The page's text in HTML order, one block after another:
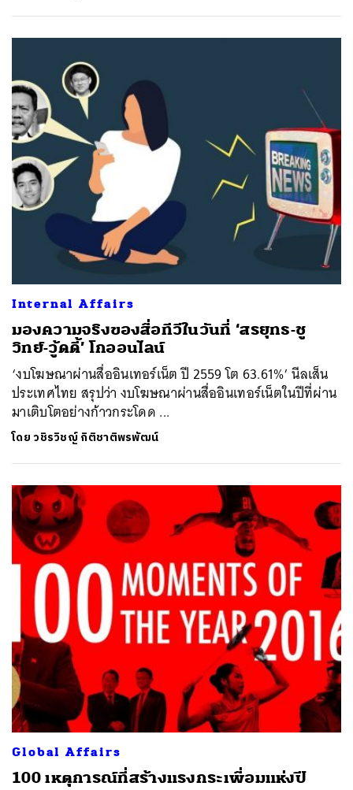
Internal Affairs
มองความจริงของสื่อทีวีในวันที่ ‘สรยุทธ-ชู
วิทย์-วู้ดดี้’ โกออนไลน์
‘งบโฆษณาผ่านสื่ออินเทอร์เน็ต ปี 2559 โต 63.61%’ นีลเส็น
ประเทศไทย สรุปว่า งบโฆษณาผ่านสื่ออินเทอร์เน็ตในปีที่ผ่าน
มาเติบโตอย่างก้าวกระโดด ...
โดยวชิรวิชญ์ กิติชาติพรพัฒน์
Global Affairs
100 เหตุการณ์ที่สร้างแรงกระเพื่อมแห่งปี
SHARE TWEET EMAIL